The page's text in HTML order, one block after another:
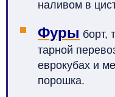
наливом в
Фуры борт,
тарной
еврокубах и
порошка.